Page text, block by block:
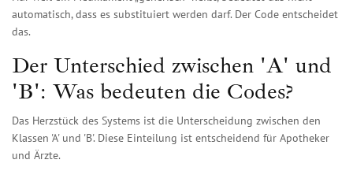
automatisch, dass es substituiert werden darf. Der Code entscheidet
das.
Der Unterschied zwischen 'A' und
'B': Was bedeuten die Codes?
Das Herzstück des Systems ist die Unterscheidung zwischen den
Klassen 'A' und 'B'. Diese Einteilung ist entscheidend für Apotheker
und Ärzte.